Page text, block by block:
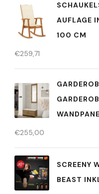
AUFLAGE
00 CM
€259,71
€255,00
SCREENY
BEAST